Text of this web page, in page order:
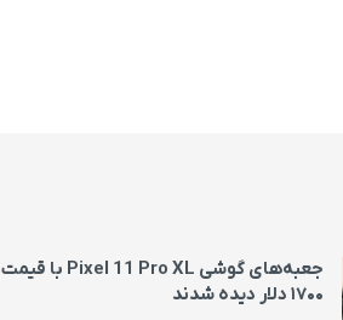
جعبه‌های گوشی Pixel 11 Pro XL با قیمت
۱۷۰۰ دلار دیده شدند